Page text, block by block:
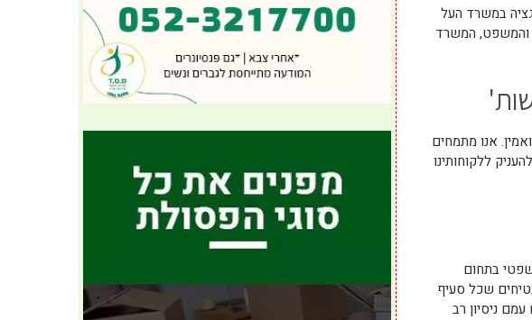
במשרד העל
והמשפט, המשרד
אנו מתמחים
ללקוחותינו
בתחום
שכל סעיף
ניסיון רב